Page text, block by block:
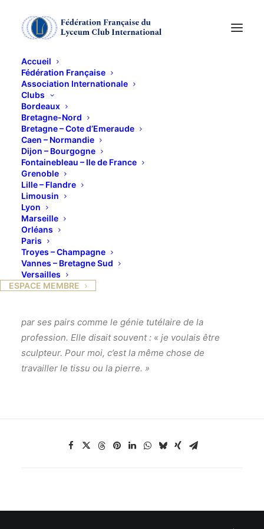
Accueil
Fédération Française
Association Internationale
Clubs
Bordeaux
Bretagne-Nord
Bretagne – Cote d’Emeraude
Caen – Normandie
Dijon – Bourgogne
Fontainebleau – Ile de France
Grenoble
Lille – Flandre
Limousin
Lyon
Marseille
Orléans
Paris
Troyes – Champagne
Vannes – Bretagne Sud
Versailles
ESPACE MEMBRE
Exposition "Madame
Grès, la couture à
l'oeuvre"
– Avec Christian Gros
–Programmation du musée Galliera hors les murs,
avec la 1ère rétrospective parisienne consacrée à
par ses pairs comme le génie tutélaire de la
profession. Elle disait souvent : « je voulais être
sculpteur. Pour moi, c’est la même chose de
travailler le tissu ou la pierre. »